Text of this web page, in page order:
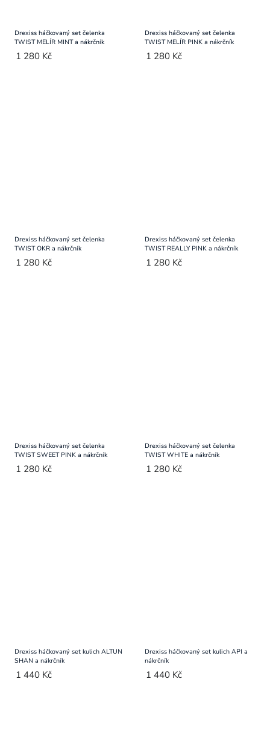
Drexiss háčkovaný set čelenka
TWIST MELÍR MINT a nákrčník
1 280 Kč
Drexiss háčkovaný set čelenka
TWIST MELÍR PINK a nákrčník
1 280 Kč
Drexiss háčkovaný set čelenka
TWIST OKR a nákrčník
1 280 Kč
Drexiss háčkovaný set čelenka
TWIST REALLY PINK a nákrčník
1 280 Kč
Drexiss háčkovaný set čelenka
TWIST SWEET PINK a nákrčník
1 280 Kč
Drexiss háčkovaný set čelenka
TWIST WHITE a nákrčník
1 280 Kč
Drexiss háčkovaný set kulich ALTUN
SHAN a nákrčník
1 440 Kč
Drexiss háčkovaný set kulich API a
nákrčník
1 440 Kč